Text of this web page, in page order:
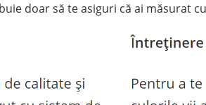
doar să te asiguri că ai măsurat